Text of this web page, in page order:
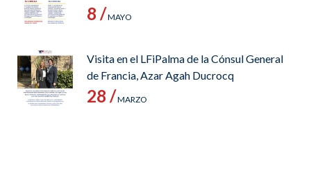
8 /MAYO
Visita en el LFiPalma de la Cónsul General
de Francia, Azar Agah Ducrocq
28 /MARZO